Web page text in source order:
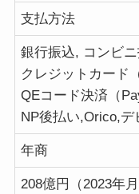
支払方法
銀行振込, コンビ
クレジットカード（JCB・VISA・
QEコード決済（
NP後払い,Orico,デ
年商
208億円（2023年月